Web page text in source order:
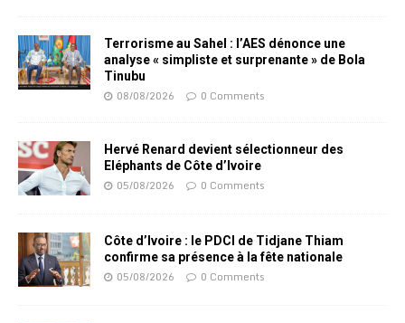
Terrorisme au Sahel : l’AES dénonce une
analyse « simpliste et surprenante » de Bola
Tinubu
08/08/2026 0 Comments
Hervé Renard devient sélectionneur des
Eléphants de Côte d’Ivoire
05/08/2026 0 Comments
Côte d’Ivoire : le PDCI de Tidjane Thiam
confirme sa présence à la fête nationale
05/08/2026 0 Comments